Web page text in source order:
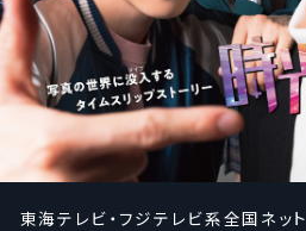
東海テレビ・フジテレビ系全国ネット